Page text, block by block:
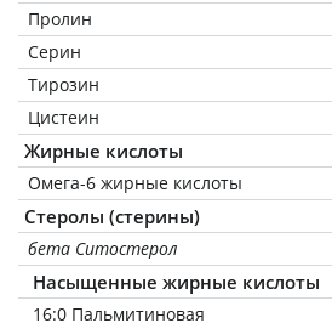
Пролин
Серин
Тирозин
Цистеин
Жирные кислоты
Омега-6 жирные кислоты
Стеролы (стерины)
бета Ситостерол
Насыщенные жирные кислоты
16:0 Пальмитиновая